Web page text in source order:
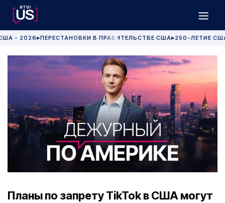
- 2026 ▶ПЕРЕСТАНОВКИ В ПРАВИТЕЛЬСТВЕ США▶250-ЛЕТИЕ
Планы по запрету TikTok в США могут